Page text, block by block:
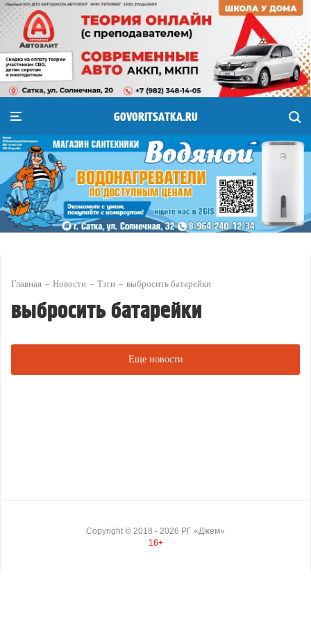
GOVORITSATKA.RU
Главная Новости Тэги выбросить батарейки
выбросить батарейки
Еще новости
Copyright © 2018 - 2026 РГ «Джем»
16+